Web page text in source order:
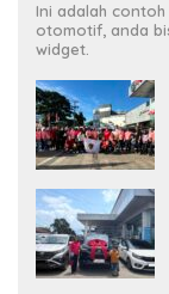
Ini adalah
otomotif, anda
widget.